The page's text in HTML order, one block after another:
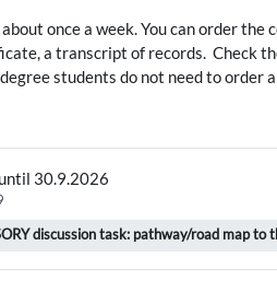
once a week. You can order
a transcript of records. Check
students do not need to order
30.9.2026
discussion task: pathway/road map